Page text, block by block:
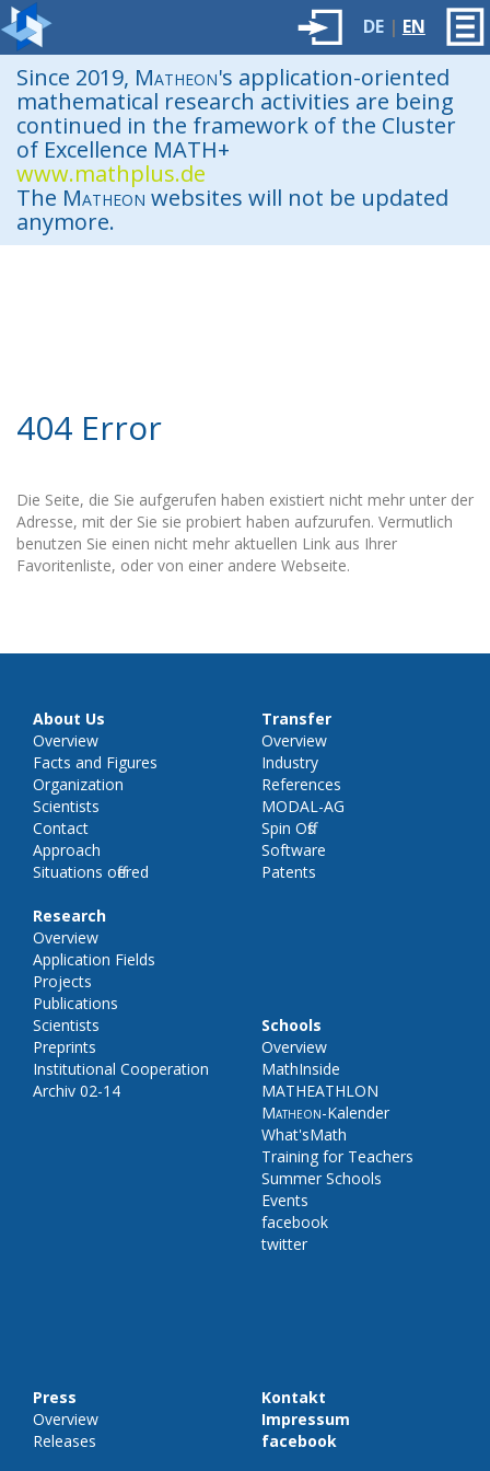
DE| EN
Since 2019, Matheon's application-oriented
mathematical research activities are being
continued in the framework of the Cluster
of Excellence MATH+
www.mathplus.de
The Matheon websites will not be updated
anymore.
404 Error
Die Seite, die Sie aufgerufen haben existiert nicht mehr unter der
Adresse, mit der Sie sie probiert haben aufzurufen. Vermutlich
benutzen Sie einen nicht mehr aktuellen Link aus Ihrer
Favoritenliste, oder von einer andere Webseite.
About Us
Overview
Facts and Figures
Organization
Scientists
Contact
Approach
Situations offered
Research
Overview
Application Fields
Projects
Publications
Scientists
Preprints
Institutional Cooperation
Archiv 02-14
Transfer
Overview
Industry
References
MODAL-AG
Spin Offs
Software
Patents
Schools
Overview
MathInside
MATHEATHLON
Matheon-Kalender
What'sMath
Training for Teachers
Summer Schools
Events
facebook
twitter
Press
Overview
Releases
Kontakt
Impressum
facebook